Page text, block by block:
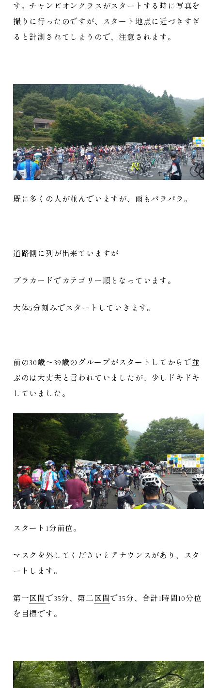
す。チャンピオンクラスがスタートする時に写真を
撮りに行ったのですが、スタート地点に近づきすぎ
ると計測されてしまうので、注意されます。
既に多くの人が並んでいますが、雨もパラパラ。
道路側に列が出来ていますが
プラカードでカテゴリー順となっています。
大体5分刻みでスタートしていきます。
前の30歳～39歳のグループがスタートしてからで並
ぶのは大丈夫と言われていましたが、少しドキドキ
していました。
スタート1分前位。
マスクを外してくださいとアナウンスがあり、スタ
ートします。
第一 区間で35分、第二 区間で35分、合計1時間10分位
を目標です。